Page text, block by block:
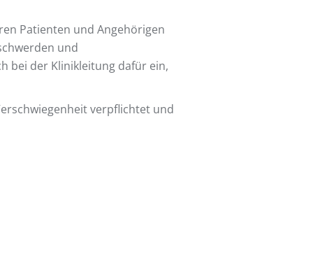
Patienten und Angehörigen
und
bei der Klinikleitung dafür ein,
verpflichtet und